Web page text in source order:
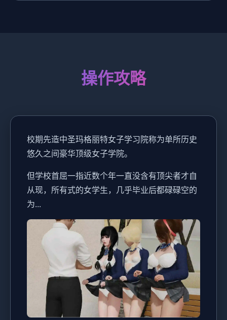
操作攻略
校期先造中圣玛格丽特女子学习院称为单所历史
悠久之间豪华顶级女子学院。
但学校首屈一指近数个年一直没含有顶尖者才自
从现，所有式的女学生，几乎毕业后都碌碌空的
为...